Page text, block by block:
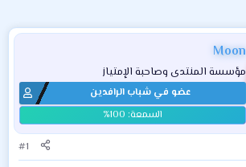
Moon
مؤسسة المنتدى وصاحبة الإمتياز
عضو في شباب الرافدين
#1